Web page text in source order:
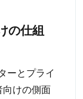
の仕組
ーとプライ
向けの側面